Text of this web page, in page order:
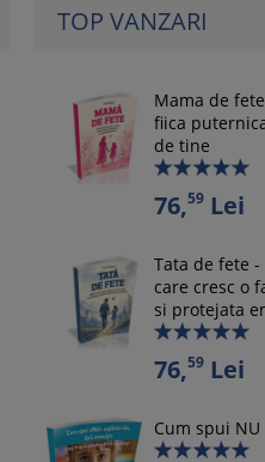
TOP VANZARI
Mama de
fiica
de tine
76,59Lei
Tata de fete
care cresc o
si protejata
76,59Lei
Cum spui